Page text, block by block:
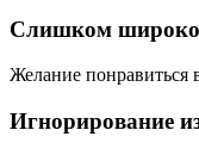
Слишком
Желание понравиться
Игнорирование